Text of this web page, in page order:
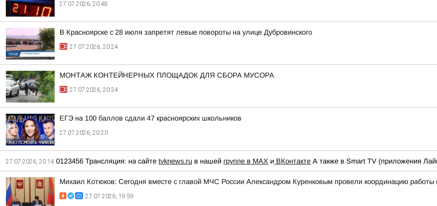
27.07.2026, 20:48
В Красноярске с 28 июля запретят левые повороты на улице Дубровинского
27.07.2026, 20:24
МОНТАЖ КОНТЕЙНЕРНЫХ ПЛОЩАДОК ДЛЯ СБОРА МУСОРА
27.07.2026, 20:24
ЕГЭ на 100 баллов сдали 47 красноярских школьников
27.07.2026, 20:20
27.07.2026, 20:14 0123456 Трансляция: на сайте tvknews.ru в нашей группе в МАХ и ВКонтакте А также в Smart TV (приложения
Михаил Котюков: Сегодня вместе с главой МЧС России Александром Куренковым провели координацию
27.07.2026, 19:59